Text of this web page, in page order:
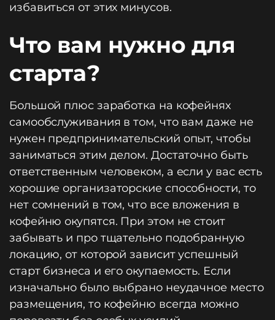
избавиться от этих минусов.
Что вам нужно для
старта?
Большой плюс заработка на кофейнях
самообслуживания в том, что вам даже не
нужен предпринимательский опыт, чтобы
заниматься этим делом. Достаточно быть
ответственным человеком, а если у вас есть
хорошие организаторские способности, то
нет сомнений в том, что все вложения в
кофейню окупятся. При этом не стоит
забывать и про тщательно подобранную
локацию, от которой зависит успешный
старт бизнеса и его окупаемость. Если
изначально было выбрано неудачное место
размещения, то кофейню всегда можно